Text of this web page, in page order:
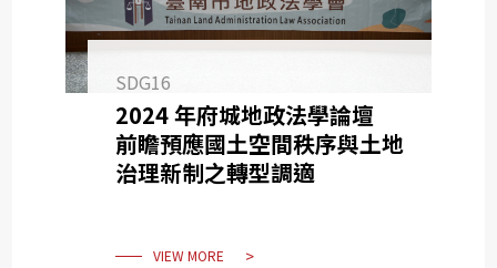
SDG16
2024 年府城地政法學論壇
前瞻預應國土空間秩序與土地
治理新制之轉型調適
VIEW MORE